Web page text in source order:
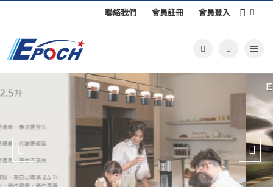
會員登入
會員註冊
聯絡我們
Previous